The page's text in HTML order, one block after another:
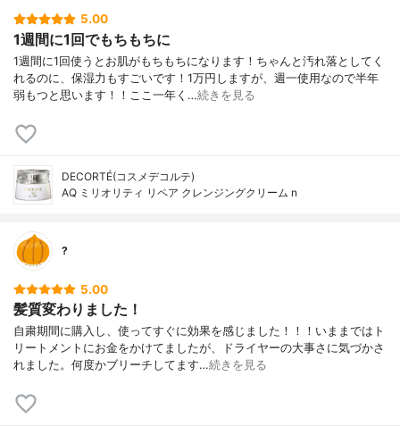
5.00
1週間に1回でもちもちに
1週間に1回使うとお肌がもちもちになります！ちゃんと汚れ落としてく
れるのに、保湿力もすごいです！1万円しますが、週一使用なので半年
弱もつと思います！！ここ一年く…続きを見る
DECORTÉ(コスメデコルテ)
AQ ミリオリティ リペア クレンジングクリーム n
?
5.00
髪質変わりました！
自粛期間に購入し、使ってすぐに効果を感じました！！！いままではト
リートメントにお金をかけてましたが、ドライヤーの大事さに気づかさ
れました。何度かブリーチしてます…続きを見る